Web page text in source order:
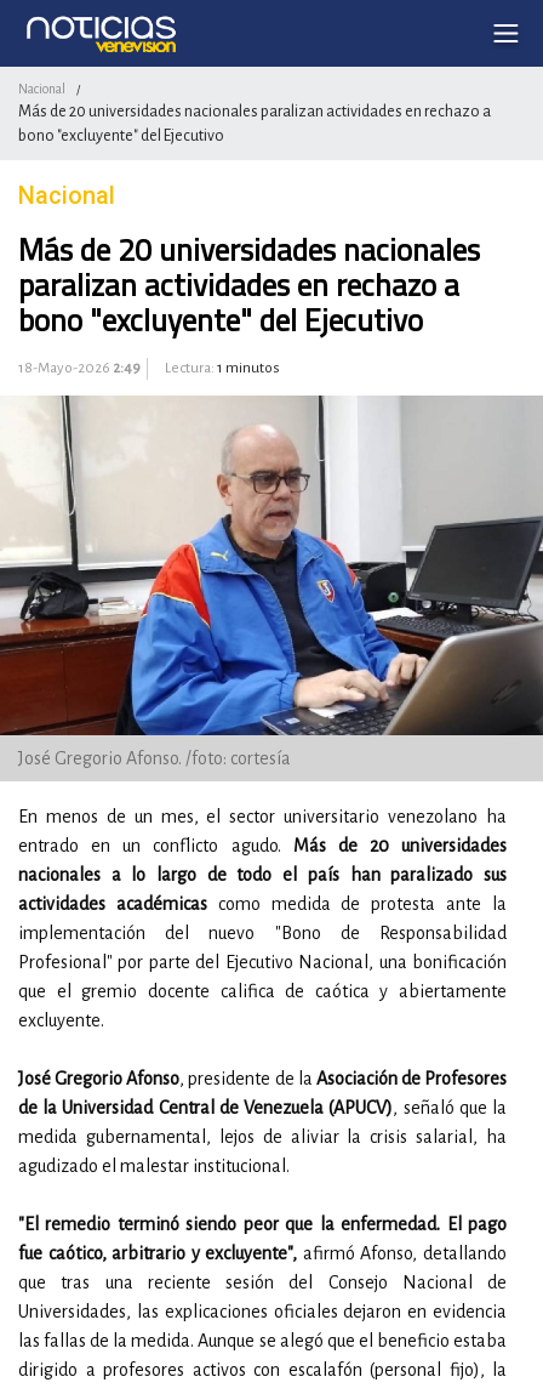
Nacional /
Más de 20 universidades nacionales paralizan actividades en rechazo a
bono "excluyente" del Ejecutivo
Nacional
Más de 20 universidades nacionales
paralizan actividades en rechazo a
bono "excluyente" del Ejecutivo
18-Mayo-2026 2:49 Lectura: 1 minutos
José Gregorio Afonso. /foto: cortesía
En menos de un mes, el sector universitario venezolano ha
entrado en un conflicto agudo. Más de 20 universidades
nacionales a lo largo de todo el país han paralizado sus
actividades académicascomo medida de protesta ante la
implementación del nuevo "Bono de Responsabilidad
Profesional" por parte del Ejecutivo Nacional, una bonificación
que el gremio docente califica de caótica y abiertamente
excluyente.
José Gregorio Afonso, presidente de la Asociación de Profesores
de la Universidad Central de Venezuela (APUCV), señaló que la
medida gubernamental, lejos de aliviar la crisis salarial, ha
agudizado el malestar institucional.
"El remedio terminó siendo peor que la enfermedad. El pago
fue caótico, arbitrario y excluyente", afirmó Afonso, detallando
que tras una reciente sesión del Consejo Nacional de
Universidades, las explicaciones oficiales dejaron en evidencia
las fallas de la medida. Aunque se alegó que el beneficio estaba
dirigido a profesores activos con escalafón (personal fijo), la